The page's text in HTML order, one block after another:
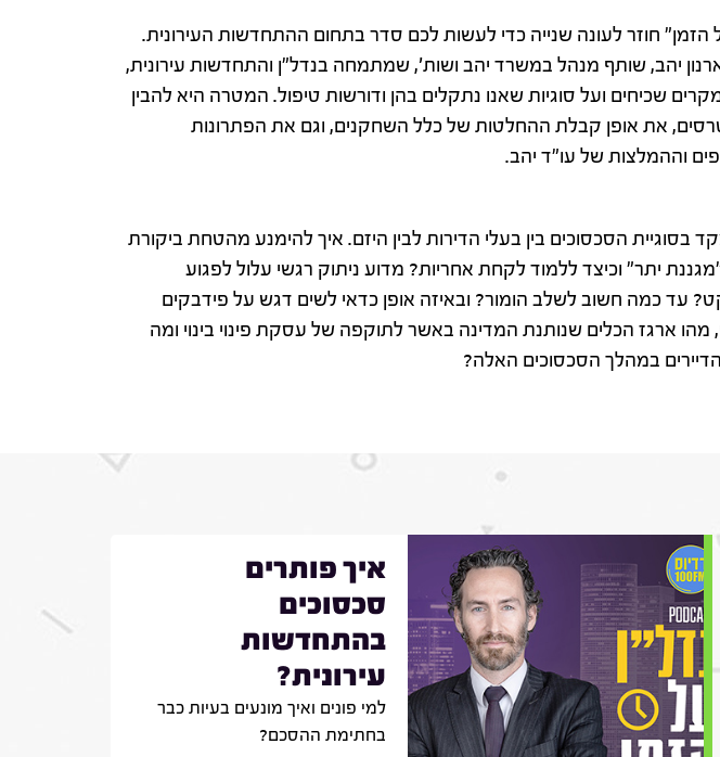
חוזר לעונה שנייה כדי לעשות לכם סדר בתחום ההתחדשות העירונית.
יהב, שותף מנהל במשרד יהב ושות', שמתמחה בנדל"ן והתחדשות עירונית,
שכיחים ועל סוגיות שאנו נתקלים בהן ודורשות טיפול. המטרה היא להבין
את אופן קבלת ההחלטות של כלל השחקנים, וגם את הפתרונות
וההמלצות של עו"ד יהב.
בסוגיית הסכסוכים בין בעלי הדירות לבין היזם. איך להימנע מהטחת ביקורת
יתר" וכיצד ללמוד לקחת אחריות? מדוע ניתוק רגשי עלול לפגוע
עד כמה חשוב לשלב הומור? ובאיזה אופן כדאי לשים דגש על פידבקים
ארגז הכלים שנותנת המדינה באשר לתוקפה של עסקת פינוי בינוי ומה
במהלך הסכסוכים האלה?
איך פותרים
סכסוכים
בהתחדשות
עירונית?
למי פונים ואיך מונעים בעיות כבר
בחתימת ההסכם?